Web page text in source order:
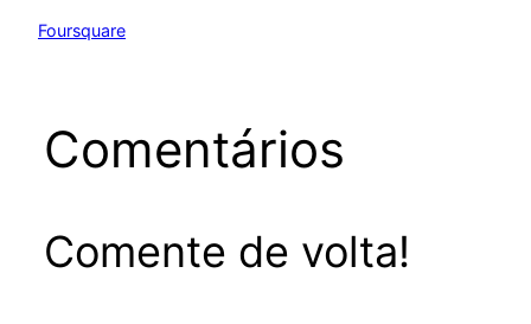
Foursquare
Comentários
Comente de volta!